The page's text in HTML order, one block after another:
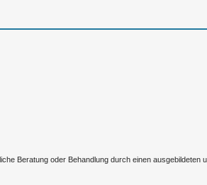
Beratung oder Behandlung durch einen ausgebildeten